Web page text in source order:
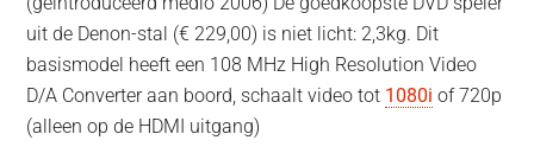
uit de Denon-stal (€ 229,00) is niet licht: 2,3kg. Dit
basismodel heeft een 108 MHz High Resolution Video
D/A Converter aan boord, schaalt video tot 1080i of 720p
(alleen op de HDMI uitgang)